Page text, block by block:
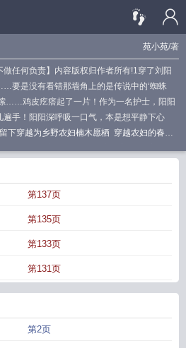
苑小苑/著
任何负责】内容版权归作者所有!1穿了刘阳
是没有看错那墙角上的是传说中的‘蜘蛛
……鸡皮疙瘩起了一片！作为一名护士，阳阳
手！阳阳深呼吸一口气，本是想平静下心
下穿越为乡野农妇楠木愿栖 穿越农妇的春天
农妇空间在手还怕啥
为乡野农妇楠木
村穿越女 穿越做农妇
穿越为乡野农妇下书网
越为乡野农妇好看吗
第137页
第135页
第133页
第131页
第2页